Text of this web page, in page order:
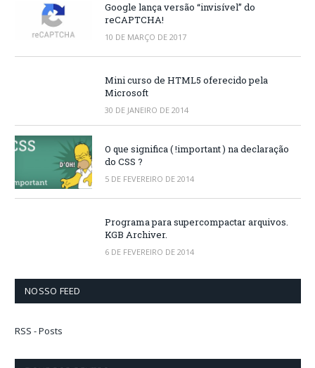
Google lança versão “invisível” do
reCAPTCHA!
10 DE MARÇO DE 2017
Mini curso de HTML5 oferecido pela
Microsoft
30 DE JANEIRO DE 2014
O que significa ( !important ) na declaração
do CSS ?
5 DE FEVEREIRO DE 2014
Programa para supercompactar arquivos.
KGB Archiver.
6 DE FEVEREIRO DE 2014
NOSSO FEED
RSS - Posts